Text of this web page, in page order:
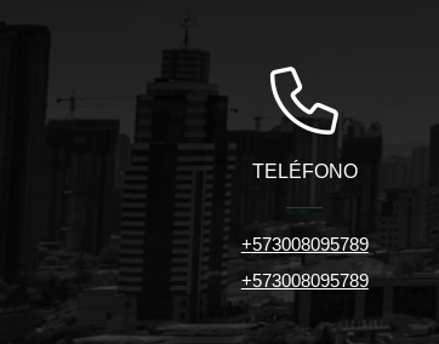
TELÉFONO
+573008095789
+573008095789